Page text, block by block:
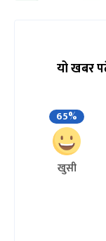
यो खबर
65%
खुसी